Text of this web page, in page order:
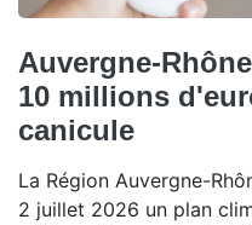
Auvergne-
10 millions
canicule
La Région Auvergne-
2 juillet 2026 un plan